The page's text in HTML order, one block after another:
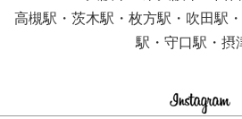
高槻駅・茨木駅・枚方駅・吹田駅
駅・守口駅・摂